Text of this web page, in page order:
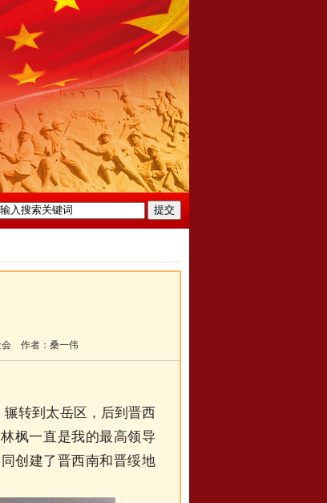
作者： 桑一伟
转到太岳区，后到晋西
枫一直是我的最高领导
创建了晋西南和晋绥地